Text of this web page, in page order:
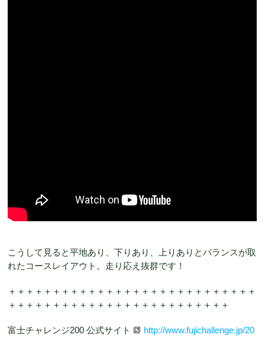
こうして見ると平地あり、下りあり、上りありとバランスが取
れたコースレイアウト。走り応え抜群です！
＋＋＋＋＋＋＋＋＋＋＋＋＋＋＋＋＋＋＋＋＋＋＋＋＋＋＋＋
＋＋＋＋＋＋＋＋＋＋＋＋＋＋＋＋＋＋＋＋＋＋＋＋＋
富士チャレンジ200 公式サイト
http://www.fujichallenge.jp/20